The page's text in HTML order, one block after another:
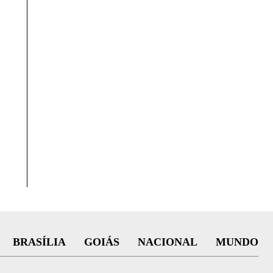
BRASÍLIA GOIÁS NACIONAL MUNDO